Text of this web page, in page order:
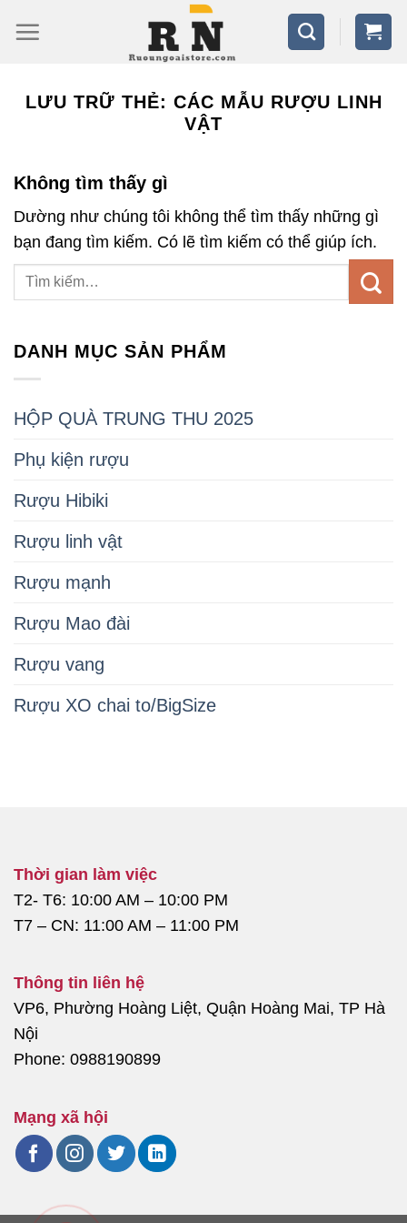
qua
dungLƯU TRỮ THẺ: CÁC MẪU RƯỢU LINH
VẬT
Không tìm thấy gì
Dường như chúng tôi không thể tìm thấy những gì
bạn đang tìm kiếm. Có lẽ tìm kiếm có thể giúp ích.
DANH MỤC SẢN PHẨM
HỘP QUÀ TRUNG THU 2025
Phụ kiện rượu
Rượu Hibiki
Rượu linh vật
Rượu mạnh
Rượu Mao đài
Rượu vang
Rượu XO chai to/BigSize
Thời gian làm việc
T2- T6: 10:00 AM – 10:00 PM
T7 – CN: 11:00 AM – 11:00 PM
Thông tin liên hệ
VP6, Phường Hoàng Liệt, Quận Hoàng Mai, TP Hà
Nội
Phone: 0988190899
Mạng xã hội